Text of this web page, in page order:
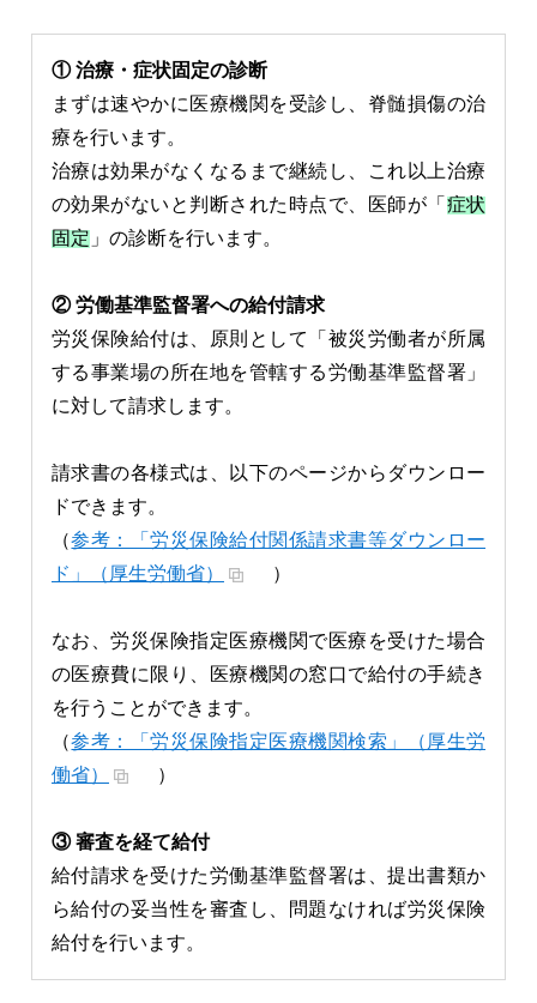
① 治療・症状固定の診断
まずは速やかに医療機関を受診し、脊髄損傷の治
療を行います。
治療は効果がなくなるまで継続し、これ以上治療
の効果がないと判断された時点で、医師が「 症状
固定 」の診断を行います。
② 労働基準監督署への給付請求
労災保険給付は、原則として「被災労働者が所属
する事業場の所在地を管轄する労働基準監督署」
に対して請求します。
請求書の各様式は、以下のページからダウンロー
ドできます。
（参考：「労災保険給付関係請求書等ダウンロー
ド」（厚生労働省）
）
なお、労災保険指定医療機関で医療を受けた場合
の医療費に限り、医療機関の窓口で給付の手続き
を行うことができます。
（参考：「労災保険指定医療機関検索」（厚生労
働省）
）
③ 審査を経て給付
給付請求を受けた労働基準監督署は、提出書類か
ら給付の妥当性を審査し、問題なければ労災保険
給付を行います。